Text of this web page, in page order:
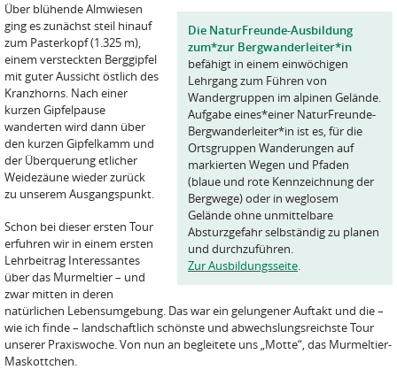
Die NaturFreunde-Ausbildung
zum*zur Bergwanderleiter*in
befähigt in einem einwöchigen
Lehrgang zum Führen von
Wandergruppen im alpinen Gelände.
Aufgabe eines*einer NaturFreunde-
Bergwanderleiter*in ist es, für die
Ortsgruppen Wanderungen auf
markierten Wegen und Pfaden
(blaue und rote Kennzeichnung der
Bergwege) oder in weglosem
Gelände ohne unmittelbare
Absturzgefahr selbständig zu planen
und durchzuführen.
Zur Ausbildungsseite.
Über blühende Almwiesen
ging es zunächst steil hinauf
zum Pasterkopf (1.325 m),
einem versteckten Berggipfel
mit guter Aussicht östlich des
Kranzhorns. Nach einer
kurzen Gipfelpause
wanderten wird dann über
den kurzen Gipfelkamm und
der Überquerung etlicher
Weidezäune wieder zurück
zu unserem Ausgangspunkt.
Schon bei dieser ersten Tour
erfuhren wir in einem ersten
Lehrbeitrag Interessantes
über das Murmeltier – und
zwar mitten in deren
natürlichen Lebensumgebung. Das war ein gelungener Auftakt und die –
wie ich finde – landschaftlich schönste und abwechslungsreichste Tour
unserer Praxiswoche. Von nun an begleitete uns „Motte“, das Murmeltier-
Maskottchen.